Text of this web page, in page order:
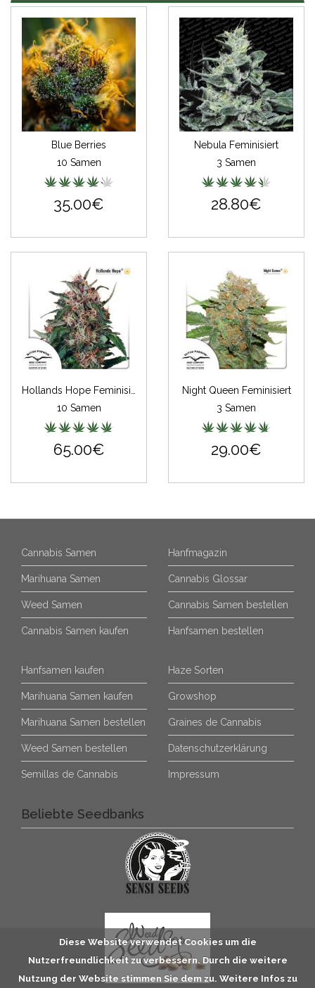
Blue Berries
10 Samen
35.00€
Nebula Feminisiert
3 Samen
28.80€
10 Samen
65.00€
Night Queen Feminisiert
3 Samen
29.00€
Cannabis Samen
Marihuana Samen
Weed Samen
Cannabis Samen kaufen
Hanfmagazin
Cannabis Glossar
Cannabis Samen bestellen
Hanfsamen bestellen
Hanfsamen kaufen
Marihuana Samen kaufen
Marihuana Samen bestellen
Weed Samen bestellen
Semillas de Cannabis
Haze Sorten
Growshop
Graines de Cannabis
Datenschutzerklärung
Impressum
Beliebte Seedbanks
Diese Website verwendet Cookies um die
Nutzerfreundlichkeit zu verbessern. Durch die weitere
Nutzung der Website stimmen Sie dem zu. Weitere Infos zu